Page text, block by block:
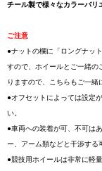
チール製で様々なカラーバリ
ご注意
●ナットの欄に「ロングナッ
すので、ホイールとご一緒の
りますので、こちらもご一緒
●オフセットによっては設定
い。
●車両への装着が可、不可は
ー、アーム類などと干渉する
●競技用ホイールは非常に軽